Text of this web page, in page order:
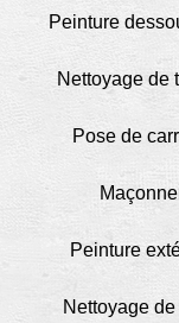
Peinture
Nettoyage de
Pose de
Peinture
Nettoyage